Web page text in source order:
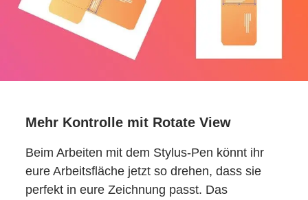
Mehr Kontrolle mit Rotate View
Beim Arbeiten mit dem Stylus-Pen könnt ihr
eure Arbeitsfläche jetzt so drehen, dass sie
perfekt in eure Zeichnung passt. Das